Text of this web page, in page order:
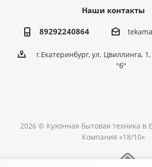
Наши контакты
89292240864
г.Екатеринбург, ул. Цвиллинга,
"б"
2026 © Кухонная бытовая техника в
Компания «18/10»